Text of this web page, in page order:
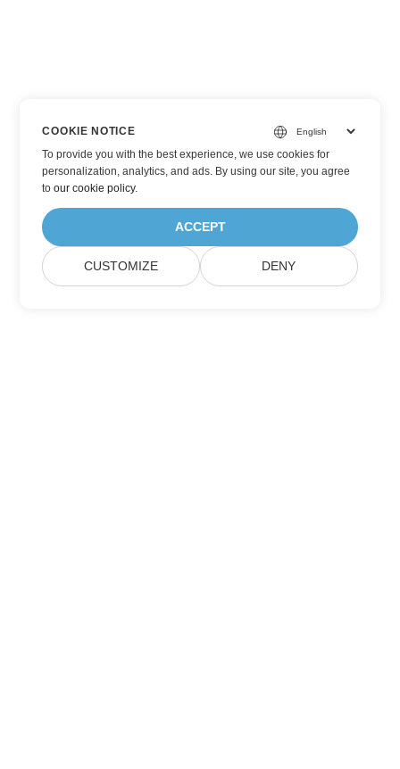
COOKIE NOTICE
To provide you with the best experience, we use cookies for
personalization, analytics, and ads. By using our site, you agree
toour cookie policy.
ACCEPT
CUSTOMIZE DENY